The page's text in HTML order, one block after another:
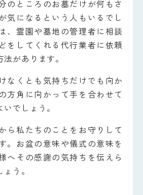
のところのお墓だけが何もさ
気になるという人もいるでし
、霊園や墓地の管理者に相談
をしてくれる代行業者に依頼
があります。
なくとも気持ちだけでも向か
方角に向かって手を合わせて
でしょう。
ら私たちのことをお守りして
。お盆の意味や儀式の意味を
へその感謝の気持ちを伝えら
う。